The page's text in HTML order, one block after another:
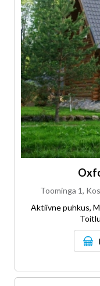
Toominga 1,
Aktiivne puhkus,